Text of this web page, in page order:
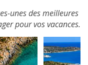
unes des meilleures
pour vos vacances.